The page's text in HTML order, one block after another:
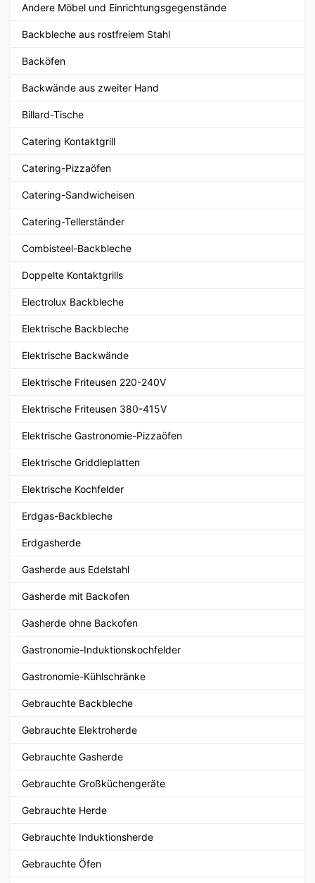
Andere Möbel und Einrichtungsgegenstände
Backbleche aus rostfreiem Stahl
Backöfen
Backwände aus zweiter Hand
Billard-Tische
Catering Kontaktgrill
Catering-Pizzaöfen
Catering-Sandwicheisen
Catering-Tellerständer
Combisteel-Backbleche
Doppelte Kontaktgrills
Electrolux Backbleche
Elektrische Backbleche
Elektrische Backwände
Elektrische Friteusen 220-240V
Elektrische Friteusen 380-415V
Elektrische Gastronomie-Pizzaöfen
Elektrische Griddleplatten
Elektrische Kochfelder
Erdgas-Backbleche
Erdgasherde
Gasherde aus Edelstahl
Gasherde mit Backofen
Gasherde ohne Backofen
Gastronomie-Induktionskochfelder
Gastronomie-Kühlschränke
Gebrauchte Backbleche
Gebrauchte Elektroherde
Gebrauchte Gasherde
Gebrauchte Großküchengeräte
Gebrauchte Herde
Gebrauchte Induktionsherde
Gebrauchte Öfen